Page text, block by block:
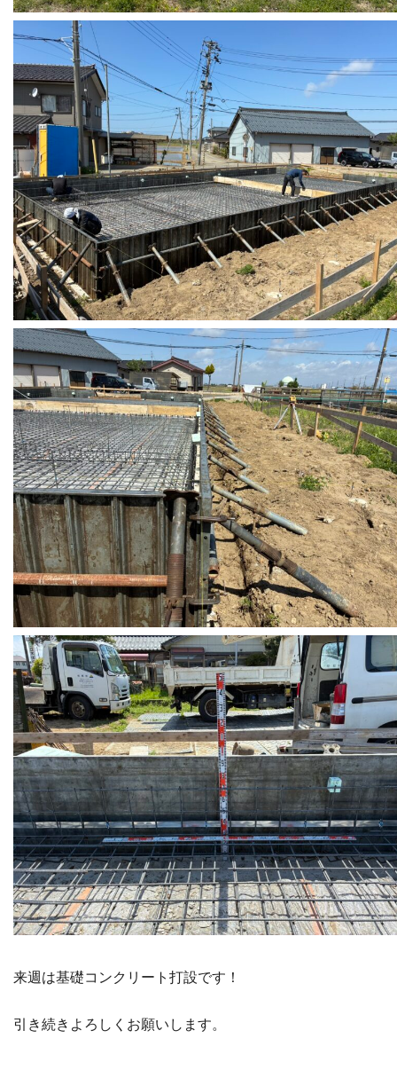
来週は基礎コンクリート打設です！
引き続きよろしくお願いします。